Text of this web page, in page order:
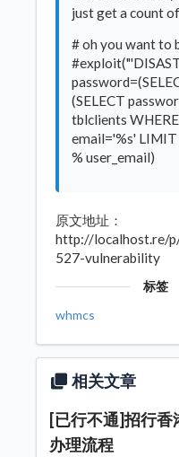
just get a count
# oh you want to
(SELECT
tblclients WHERE
email='%s' LIMIT
% user_email)
原文地址：
http://localhost.re/
527-vulnerability
标签
whmcs
相关文章
[已行不通]招行香
办理流程